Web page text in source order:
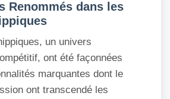
Renommés dans les
un univers
ont été façonnées
marquantes dont le
ont transcendé les